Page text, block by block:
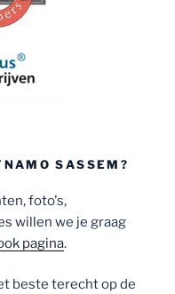
SASSEM?
foto's,
willen we je graag
pagina.
beste terecht op de